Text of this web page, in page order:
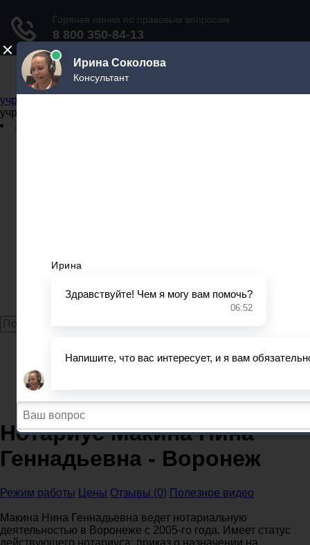
Не официальный справочник государственных
учреждений
учреждений
Задать вопрос юристу
Судебные приставы
Задать вопрос юристу
Нотариусы
Воронежская область
Нотариусы Воронеж
Нотариус Макина Нина Геннадьевна - Воронеж
Нотариус Макина Нина
Геннадьевна - Воронеж
Режим работы Цены Отзывы (0) Полезное видео
Макина Нина Геннадьевна ведет нотариальную
деятельностью в Воронеже с 2005-го года. Имеет статус
действующего нотариуса: приказ о назначении на